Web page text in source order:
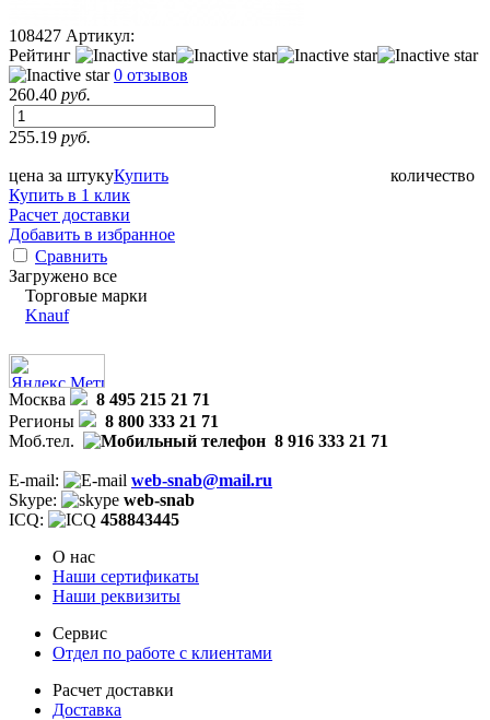
108427 Артикул:
Рейтинг
0 отзывов
260.40 руб.
255.19 руб.
цена за штуку количество
Купить
Купить в 1 клик
Расчет доставки
Добавить в избранное
Сравнить
Загружено все
Торговые марки
Knauf
Москва
8 495 215 21 71
Регионы
8 800 333 21 71
Моб.тел.
8 916 333 21 71
E-mail:
web-snab@mail.ru
Skype:
web-snab
ICQ:
458843445
О нас
Наши сертификаты
Наши реквизиты
Сервис
Отдел по работе с клиентами
Расчет доставки
Доставка